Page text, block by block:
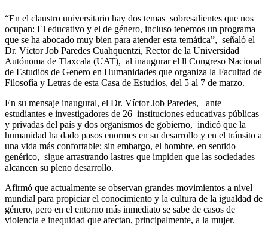
“En el claustro universitario hay dos temas sobresalientes que nos
ocupan: El educativo y el de género, incluso tenemos un programa
que se ha abocado muy bien para atender esta temática”, señaló el
Dr. Víctor Job Paredes Cuahquentzi, Rector de la Universidad
Autónoma de Tlaxcala (UAT), al inaugurar el ll Congreso Nacional
de Estudios de Genero en Humanidades que organiza la Facultad de
Filosofía y Letras de esta Casa de Estudios, del 5 al 7 de marzo.
En su mensaje inaugural, el Dr. Víctor Job Paredes, ante
estudiantes e investigadores de 26 instituciones educativas públicas
y privadas del país y dos organismos de gobierno, indicó que la
humanidad ha dado pasos enormes en su desarrollo y en el tránsito a
una vida más confortable; sin embargo, el hombre, en sentido
genérico, sigue arrastrando lastres que impiden que las sociedades
alcancen su pleno desarrollo.
Afirmó que actualmente se observan grandes movimientos a nivel
mundial para propiciar el conocimiento y la cultura de la igualdad de
género, pero en el entorno más inmediato se sabe de casos de
violencia e inequidad que afectan, principalmente, a la mujer.